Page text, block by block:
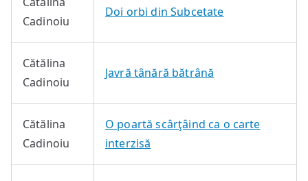
Cadinoiu
Doi orbi din Subcetate
Cătălina
Cadinoiu
Javră tânără bătrână
Cătălina
Cadinoiu
O poartă scârţâind ca o carte
interzisă